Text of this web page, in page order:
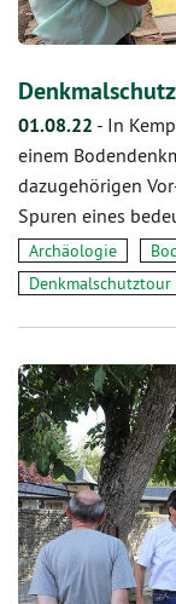
01.08.22 - In
einem
dazugehörigen
Spuren eines
Archäologie